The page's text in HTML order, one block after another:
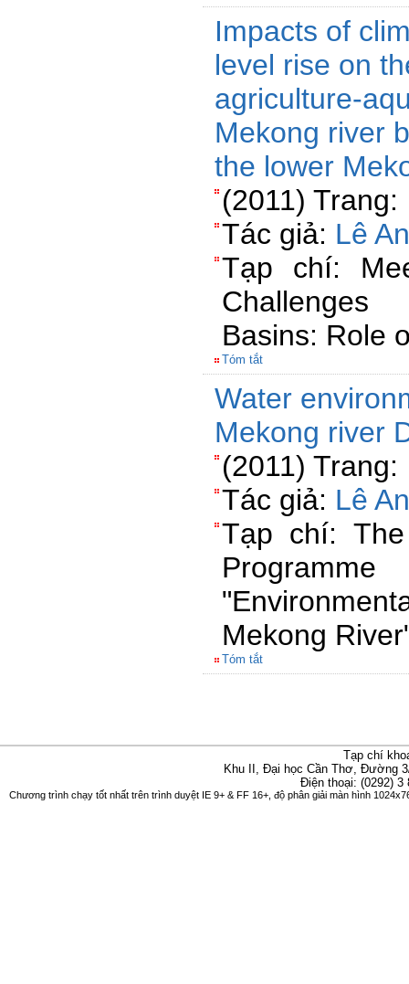
Impacts of
level rise on
agriculture-
Mekong river
the lower
(2011) Trang:
Tác giả: Lê
Tạp chí:
Basins: Role
Tóm tắt
Water
Mekong river
(2011) Trang:
Tác giả: Lê
Tạp chí:
Mekong
Tóm tắt
Tạp chí
Khu II, Đại học Cần Thơ, Đường
Điện thoại: (0292)
Chương trình chạy tốt nhất trên trình duyệt IE 9+ & FF 16+, độ phân giải màn hình